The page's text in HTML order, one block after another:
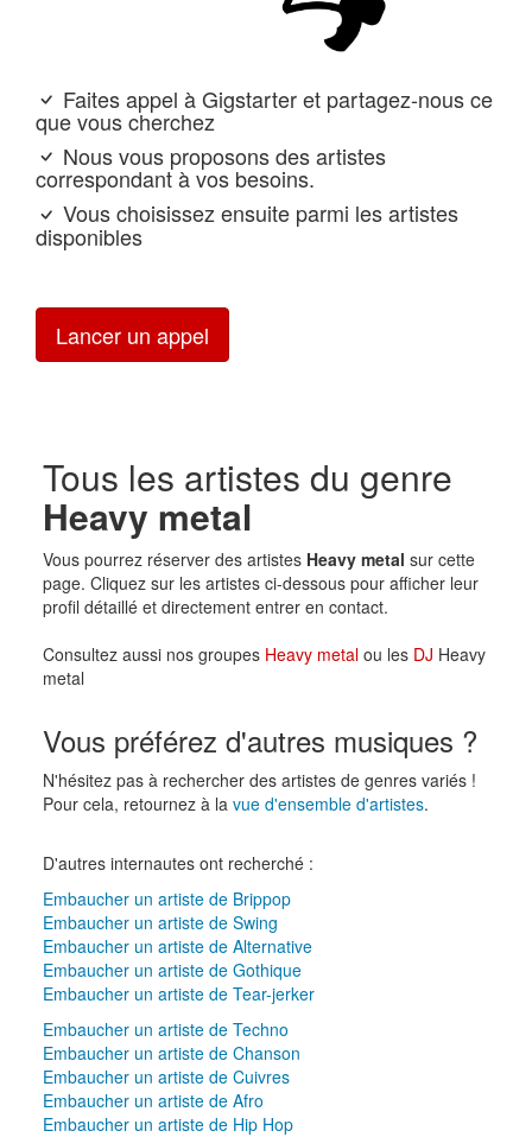
Faites appel à Gigstarter et partagez-nous ce
que vous cherchez
Nous vous proposons des artistes
correspondant à vos besoins.
Vous choisissez ensuite parmi les artistes
disponibles
Lancer un appel
Tous les artistes du genre
Heavy metal
Vous pourrez réserver des artistes Heavy metal sur cette
page. Cliquez sur les artistes ci-dessous pour afficher leur
profil détaillé et directement entrer en contact.
Consultez aussi nos groupes Heavy metalou les DJ Heavy
metal
Vous préférez d'autres musiques ?
N'hésitez pas à rechercher des artistes de genres variés !
Pour cela, retournez à la vue d'ensemble d'artistes.
D'autres internautes ont recherché :
Embaucher un artiste de Brippop
Embaucher un artiste de Swing
Embaucher un artiste de Alternative
Embaucher un artiste de Gothique
Embaucher un artiste de Tear-jerker
Embaucher un artiste de Techno
Embaucher un artiste de Chanson
Embaucher un artiste de Cuivres
Embaucher un artiste de Afro
Embaucher un artiste de Hip Hop